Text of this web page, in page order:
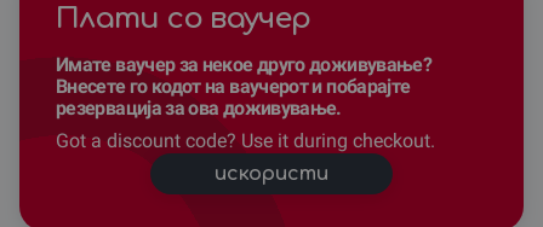
Плати со ваучер
Имате ваучер за некое друго доживување?
Внесете го кодот на ваучерот и побарајте
резервација за ова доживување.
Got a discount code? Use it during checkout.
искористи